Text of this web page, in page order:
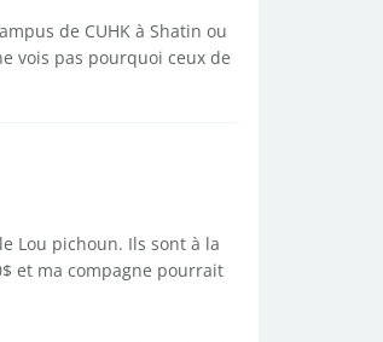
de CUHK à Shatin ou
vois pas pourquoi ceux de
Lou pichoun. Ils sont à la
et ma compagne pourrait